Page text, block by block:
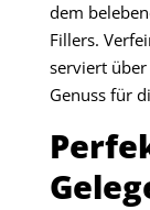
dem
Fillers.
serviert über
Genuss für